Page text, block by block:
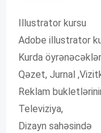
Illustrator kursu
Adobe illustrator
Kurda
Qəzet, Jurnal
Reklam
Televiziya,
Dizayn sahəsində